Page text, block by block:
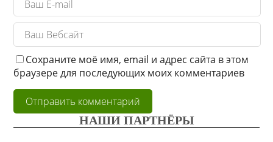
Сохраните моё имя, email и адрес сайта в этом
браузере для последующих моих комментариев
НАШИ ПАРТНЁРЫ